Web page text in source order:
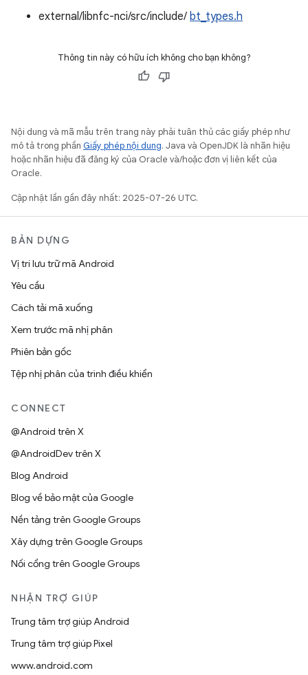
external/libnfc-nci/src/include/ bt_types.h
Thông tin này có hữu ích không cho bạn không?
Nội dung và mã mẫu trên trang này phải tuân thủ các giấy phép như
mô tả trong phần Giấy phép nội dung. Java và OpenJDK là nhãn hiệu
hoặc nhãn hiệu đã đăng ký của Oracle và/hoặc đơn vị liên kết của
Oracle.
Cập nhật lần gần đây nhất: 2025-07-26 UTC.
BẢN DỰNG
Vị trí lưu trữ mã Android
Yêu cầu
Cách tải mã xuống
Xem trước mã nhị phân
Phiên bản gốc
Tệp nhị phân của trình điều khiển
CONNECT
@Android trên X
@AndroidDev trên X
Blog Android
Blog về bảo mật của Google
Nền tảng trên Google Groups
Xây dựng trên Google Groups
Nối cổng trên Google Groups
NHẬN TRỢ GIÚP
Trung tâm trợ giúp Android
Trung tâm trợ giúp Pixel
www.android.com